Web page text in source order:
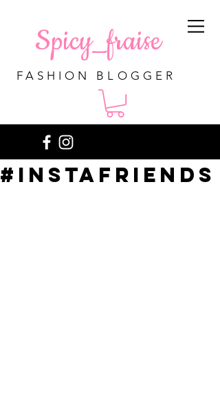
Spicy_fraise
FASHION BLOGGER
#instafriends